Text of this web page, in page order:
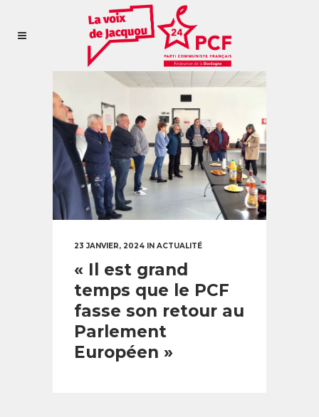
23 JANVIER, 2024 IN ACTUALITÉ
« Il est grand
temps que le PCF
fasse son retour au
Parlement
Européen »